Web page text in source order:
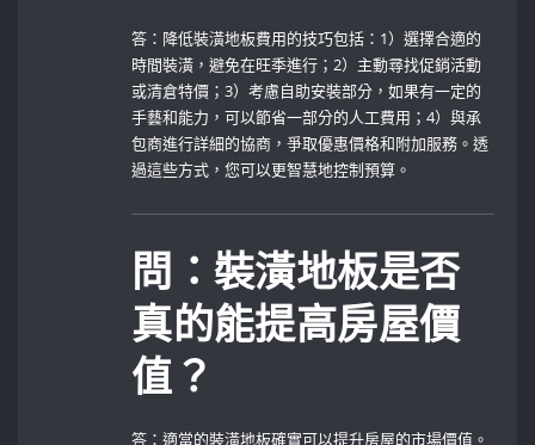
答：降低裝潢地板費用的技巧包括：1）選擇合適的
時間裝潢，避免在旺季進行；2）主動尋找促銷活動
或清倉特價；3）考慮自助安裝部分，如果有一定的
手藝和能力，可以節省一部分的人工費用；4）與承
包商進行詳細的協商，爭取優惠價格和附加服務。透
過這些方式，您可以更智慧地控制預算。
問：裝潢地板是否
真的能提高房屋價
值？
答：適當的裝潢地板確實可以提升房屋的市場價值。